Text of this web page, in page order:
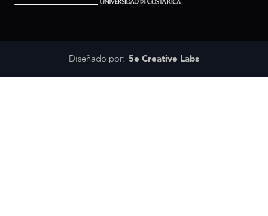
Diseñado por: 5e Creative Labs